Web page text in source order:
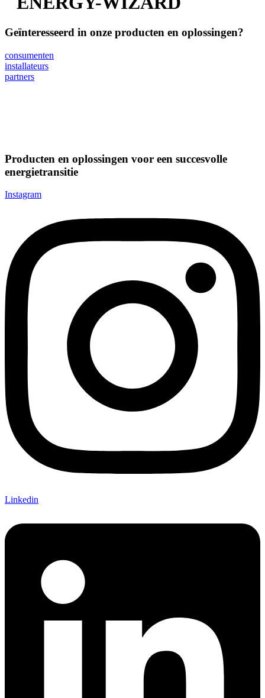
Geïnteresseerd in onze producten en oplossingen?
consumenten
installateurs
partners
Producten en oplossingen voor een succesvolle
energietransitie
Instagram
Linkedin